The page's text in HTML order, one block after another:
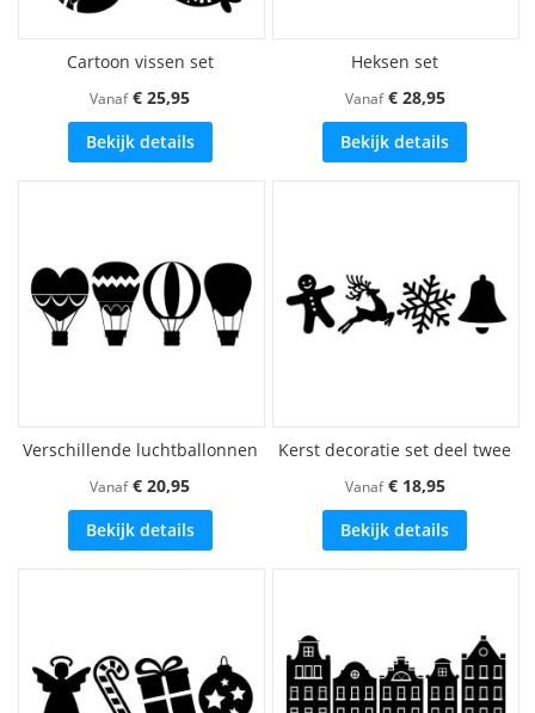
Cartoon vissen set
Vanaf € 25,95
Bekijk details
Heksen set
Vanaf € 28,95
Bekijk details
Verschillende luchtballonnen
Vanaf € 20,95
Bekijk details
Kerst decoratie set deel twee
Vanaf € 18,95
Bekijk details